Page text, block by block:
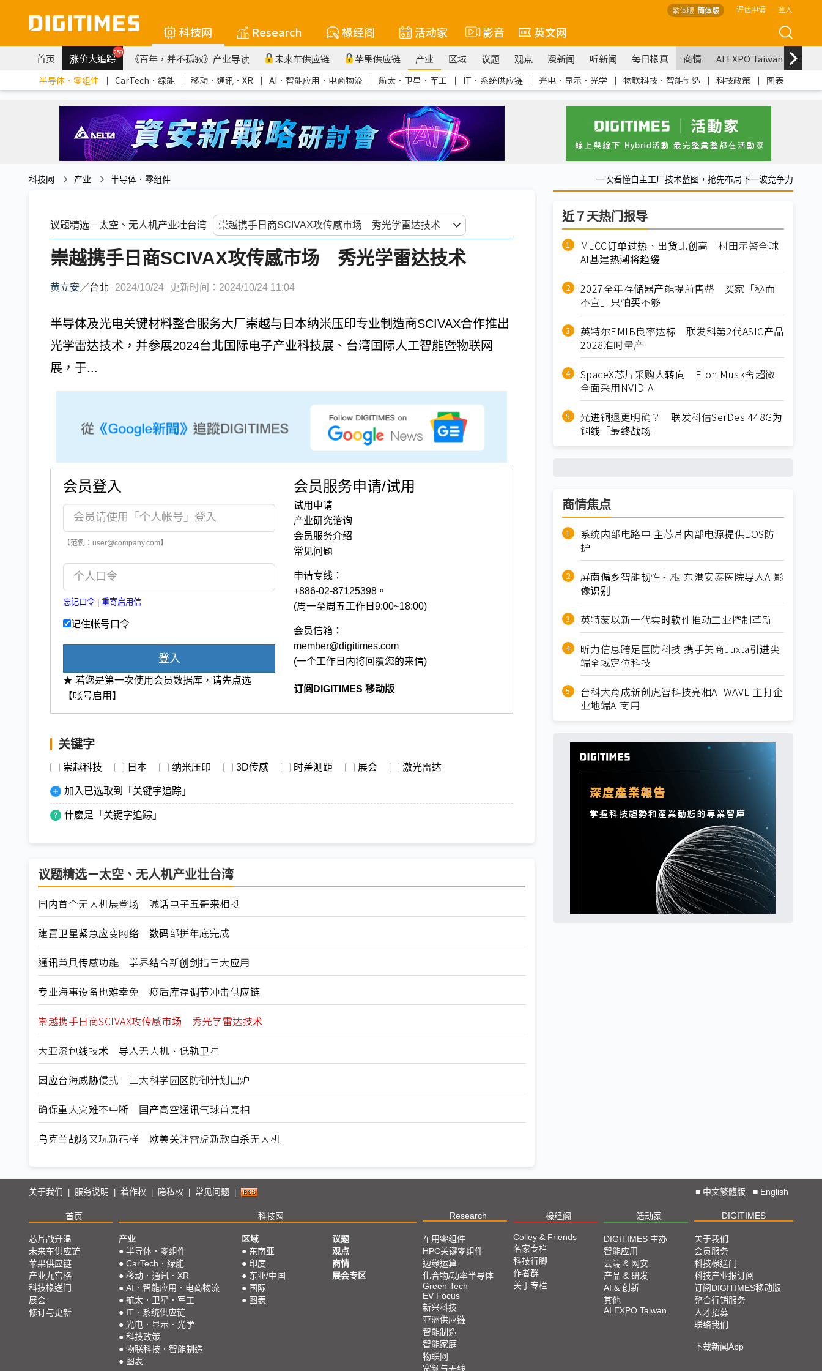
繁体版 简体版 评估申请 登入
科技网 Research 椽经阁 活动家 影音 英文网
首页 涨价大追踪259 《百年，并不孤寂》产业导读 未来车供应链 苹果供应链 产业 区域 议题 观点 漫新闻 听新闻 每日椽真 商情 AI EXPO Taiwan
半导体．零组件 ｜ CarTech．绿能 ｜ 移动．通讯．XR ｜ AI．智能应用．电商物流 ｜ 航太．卫星．军工 ｜ IT．系统供应链 ｜ 光电．显示．光学 ｜ 物联科技．智能制造 ｜ 科技政策 ｜ 图表
科技网 产业 半导体．零组件 一次看懂自主工厂技术蓝图，抢先布局下一波竞争力
议题精选－太空、无人机产业壮台湾
崇越携手日商SCIVAX攻传感市场 秀光学雷达技术
黄立安 ／台北 2024/10/24 更新时间：2024/10/24 11:04
半导体及光电关键材料整合服务大厂崇越与日本纳米压印专业制造商SCIVAX合作推出
光学雷达技术，并参展2024台北国际电子产业科技展、台湾国际人工智能暨物联网
展，于...
会员登入
【范例：user@company.com】
忘记口令 重寄启用信
记住帐号口令
登入
★ 若您是第一次使用会员数据库，请先点选
【帐号启用】
会员服务申请/试用
试用申请
产业研究谘询
会员服务介绍
常见问题
申请专线：
+886-02-87125398。
(周一至周五工作日9:00~18:00)
会员信箱：
member@digitimes.com
(一个工作日内将回覆您的来信)
订阅DIGITIMES 移动版
关键字
崇越科技 日本 纳米压印 3D传感 时差测距 展会 激光雷达
加入已选取到「关键字追踪」
什麽是「关键字追踪」
议题精选－太空、无人机产业壮台湾
国内首个无人机展登场 喊话电子五哥来相挺
建置卫星紧急应变网络 数码部拼年底完成
通讯兼具传感功能 学界结合新创剑指三大应用
专业海事设备也难幸免 疫后库存调节冲击供应链
崇越携手日商SCIVAX攻传感市场 秀光学雷达技术
大亚漆包线技术 导入无人机、低轨卫星
因应台海威胁侵扰 三大科学园区防御计划出炉
确保重大灾难不中断 国产高空通讯气球首亮相
乌克兰战场又玩新花样 欧美关注雷虎新款自杀无人机
近７天热门报导
MLCC订单过热、出货比创高 村田示警全球
AI基建热潮将趋缓
2027全年存储器产能提前售罄 买家「秘而
不宣」只怕买不够
英特尔EMIB良率达标 联发科第2代ASIC产品
2028准时量产
SpaceX芯片采购大转向 Elon Musk舍超微
全面采用NVIDIA
光进铜退更明确？ 联发科估SerDes 448G为
铜线「最终战场」
商情焦点
系统内部电路中 主芯片内部电源提供EOS防
护
屏南偏乡智能韧性扎根 东港安泰医院导入AI影
像识别
英特蒙以新一代实时软件推动工业控制革新
昕力信息跨足国防科技 携手美商Juxta引进尖
端全域定位科技
台科大育成新创虎智科技亮相AI WAVE 主打企
业地端AI商用
关于我们 服务说明 着作权 隐私权 常见问题 ■ 中文繁體版 ■ English
首页 科技网 Research 椽经阁 活动家 DIGITIMES
芯片战升温
未来车供应链
苹果供应链
产业九宫格
科技椽送门
展会
修订与更新
产业
● 半导体．零组件
● CarTech．绿能
● 移动．通讯．XR
● AI．智能应用．电商物流
● 航太．卫星．军工
● IT．系统供应链
● 光电．显示．光学
● 科技政策
● 物联科技．智能制造
● 图表
区域
● 东南亚
● 印度
● 东亚/中国
● 国际
● 图表
议题
观点
商情
展会专区
车用零组件
HPC关键零组件
边缘运算
化合物/功率半导体
Green Tech
EV Focus
新兴科技
亚洲供应链
智能制造
智能家庭
物联网
宽频与无线
Colley & Friends
名家专栏
科技行脚
作者群
关于专栏
DIGITIMES 主办
智能应用
云端 & 网安
产品 & 研发
AI & 创新
其他
AI EXPO Taiwan
关于我们
会员服务
科技椽送门
科技产业报订阅
订阅DIGITIMES移动版
整合行销服务
人才招募
联络我们
下载新闻App